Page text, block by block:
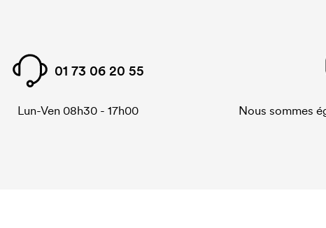
01 73 06 20 55
Lun-Ven 08h30 - 17h00 Nous sommes